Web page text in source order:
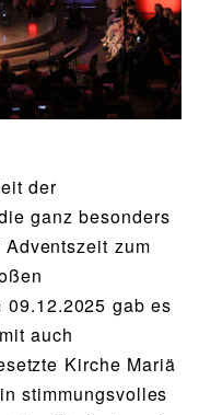
Wettkämpfe
der
ganz besonders
zum
09.12.2025 gab es
auch
Kirche Mariä
stimmungsvolles